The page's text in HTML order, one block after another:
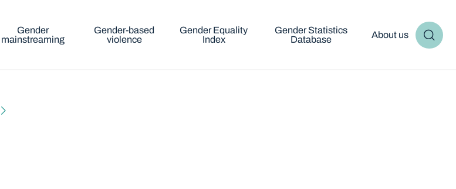
Gender
mainstreaming
Gender-based
violence
Gender Equality
Index
Gender Statistics
Database
About us